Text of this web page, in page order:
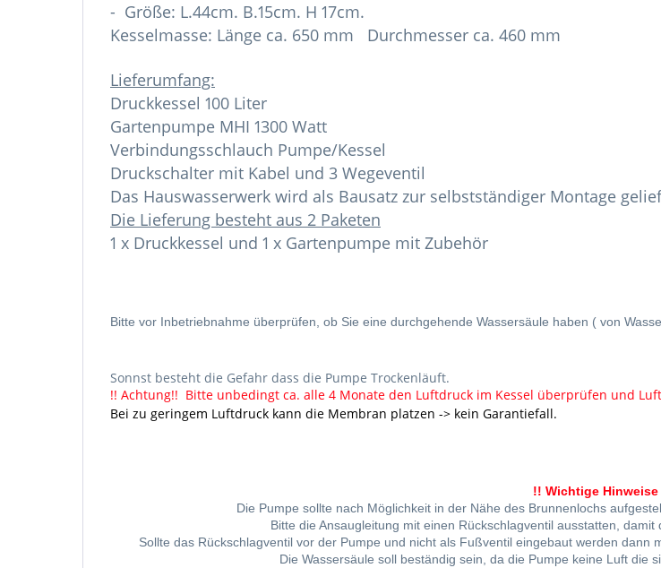
- Größe: L.44cm. B.15cm. H 17cm.
Kesselmasse: Länge ca. 650 mm Durchmesser ca. 460 mm
Lieferumfang:
Druckkessel 100 Liter
Gartenpumpe MHI 1300 Watt
Verbindungsschlauch Pumpe/Kessel
Druckschalter mit Kabel und 3 Wegeventil
Das Hauswasserwerk wird als Bausatz zur selbstständiger Montage
Die Lieferung besteht aus 2 Paketen
1 x Druckkessel und 1 x Gartenpumpe mit Zubehör
Bitte vor Inbetriebnahme überprüfen, ob Sie eine durchgehende Wassersäule haben ( von
Sonnst besteht die Gefahr dass die Pumpe Trockenläuft.
!! Achtung!! Bitte unbedingt ca. alle 4 Monate den Luftdruck im Kessel überprüfen und Luft
Bei zu geringem Luftdruck kann die Membran platzen -> kein Garantiefall.
!! Wichtige Hinweise
Die Pumpe sollte nach Möglichkeit in der Nähe des Brunnenlochs
Bitte die Ansaugleitung mit einen Rückschlagventil ausstatten,
Sollte das Rückschlagventil vor der Pumpe und nicht als Fußventil eingebaut werden dann
Die Wassersäule soll beständig sein, da die Pumpe keine Luft die